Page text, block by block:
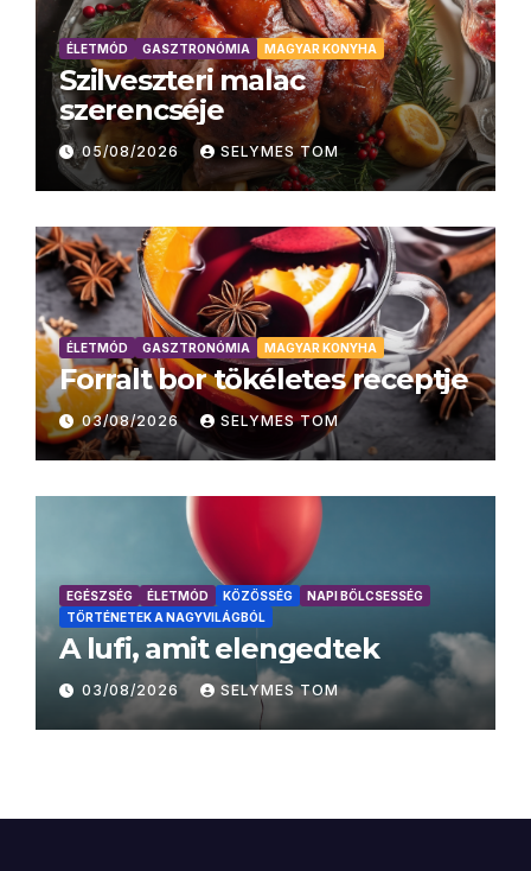
ÉLETMÓD GASZTRONÓMIA MAGYAR KONYHA
Szilveszteri malac
szerencséje
05/08/2026 SELYMES TOM
ÉLETMÓD GASZTRONÓMIA MAGYAR KONYHA
Forralt bor tökéletes receptje
03/08/2026 SELYMES TOM
EGÉSZSÉG ÉLETMÓD KÖZÖSSÉG
NAPI BÖLCSESSÉG
TÖRTÉNETEK A NAGYVILÁGBÓL
A lufi, amit elengedtek
03/08/2026 SELYMES TOM